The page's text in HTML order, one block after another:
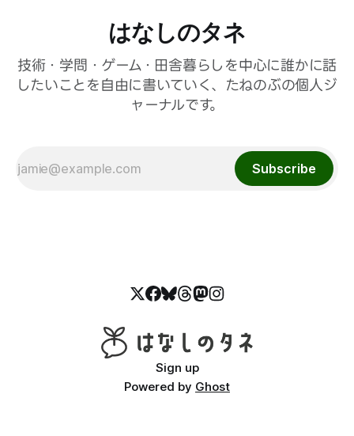
はなしのタネ
技術・学問・ゲーム・田舎暮らしを中心に誰かに話
したいことを自由に書いていく、たねのぶの個人ジ
ャーナルです。
Subscribe
Sign up
Powered by Ghost